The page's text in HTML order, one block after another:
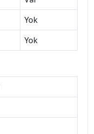
Yok
Yok